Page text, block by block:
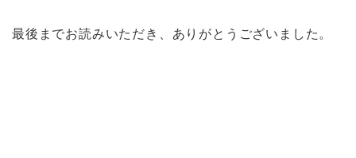
最後までお読みいただき、ありがとうございました。